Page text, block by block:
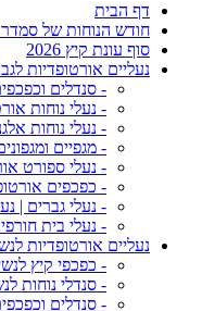
דף הבית
חודש הנוחות של
סוף עונת קיץ 2026
נעליים אורטופדיות
- סנדלים
- נעלי נוחות
- נעלי נוחות
- מגפיים
- נעלי ספורט
- כפכפים
- נעלי גברים |
- נעלי בית
נעליים אורטופדיות
- כפכפי קיץ
- סנדלי נוחות
- סנדלים